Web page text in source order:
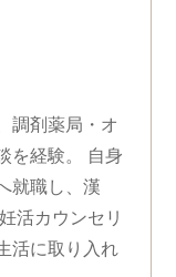
調剤薬局・オ
を経験。 自身
就職し、漢
活カウンセリ
活に取り入れ